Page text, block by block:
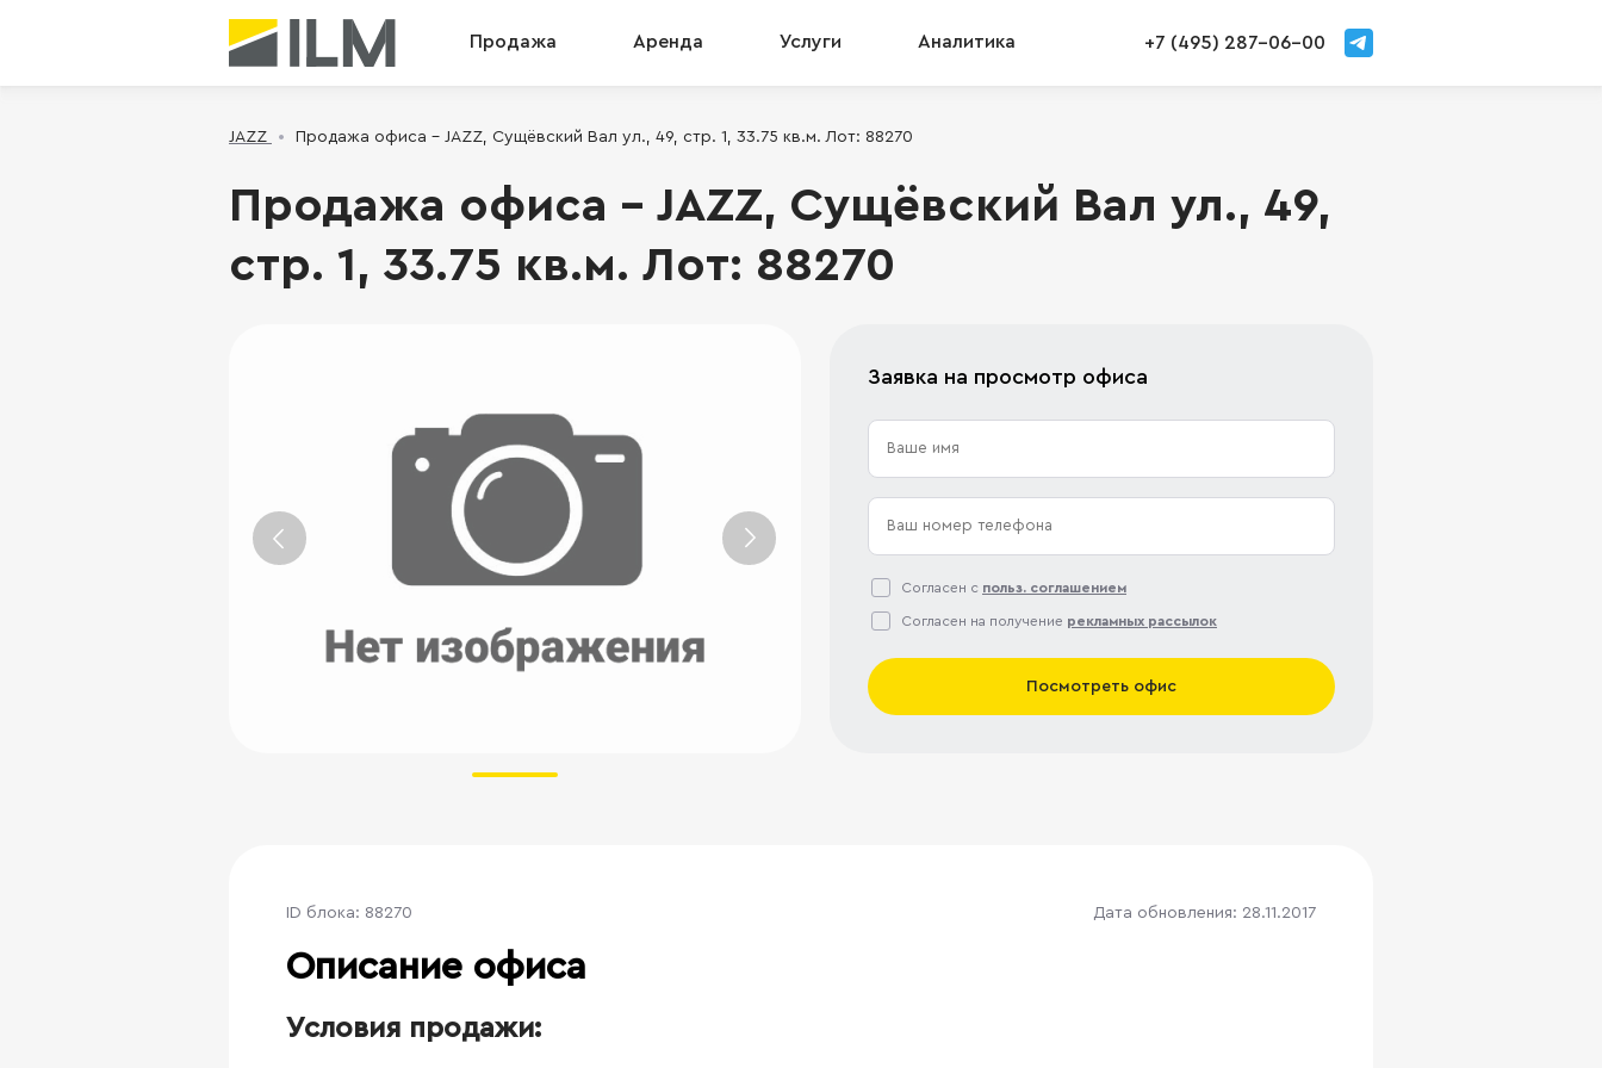
Продажа Аренда Услуги Аналитика +7 (495) 287-06-00
JAZZ Продажа офиса - JAZZ, Сущёвский Вал ул., 49, стр. 1, 33.75 кв.м. Лот: 88270
Продажа офиса - JAZZ, Сущёвский Вал ул., 49,
стр. 1, 33.75 кв.м. Лот: 88270
Заявка на просмотр офиса
Согласен с польз. соглашением
Согласен на получение рекламных рассылок
Посмотреть офис
ID блока: 88270 Дата обновления: 28.11.2017
Описание офиса
Условия продажи: